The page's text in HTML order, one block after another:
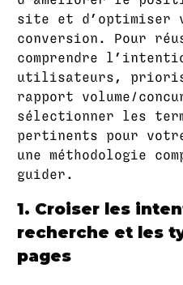
site et d’optimiser
conversion. Pour
comprendre
utilisateurs,
rapport volume/
sélectionner les
pertinents pour
une méthodologie
guider.
1. Croiser les
recherche et les
pages